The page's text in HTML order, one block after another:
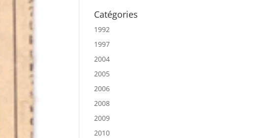
Catégories
1992
1997
2004
2005
2006
2008
2009
2010